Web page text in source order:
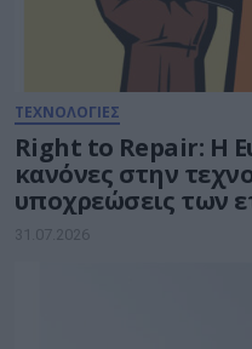
ΤΕΧΝΟΛΟΓΙΕΣ
Right to Repair: Η
κανόνες στην
υποχρεώσεις των
για τους
31.07.2026